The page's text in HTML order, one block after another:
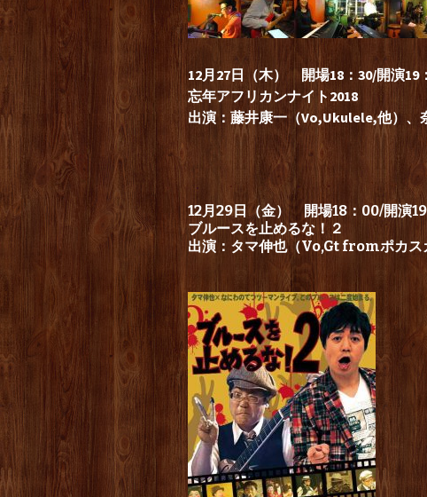
12月27日（木） 開場18：30/開演
忘年アフリカンナイト2018
出演：藤井康一（Vo,Ukulele,他）、
12月29日（金） 開場18：00/開演
ブルースを止めるな！２
出演：タマ伸也（Vo,Gt fromポカス